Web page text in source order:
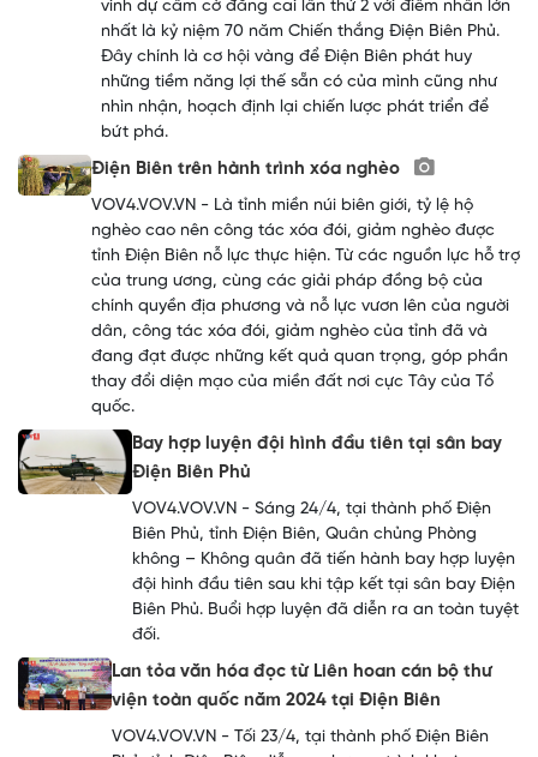
vinh dự cầm cờ đăng cai lần thứ 2 với điểm nhấn lớn
nhất là kỷ niệm 70 năm Chiến thắng Điện Biên Phủ.
Đây chính là cơ hội vàng để Điện Biên phát huy
những tiềm năng lợi thế sẵn có của mình cũng như
nhìn nhận, hoạch định lại chiến lược phát triển để
bứt phá.
Điện Biên trên hành trình xóa nghèo
VOV4.VOV.VN - Là tỉnh miền núi biên giới, tỷ lệ hộ
nghèo cao nên công tác xóa đói, giảm nghèo được
tỉnh Điện Biên nỗ lực thực hiện. Từ các nguồn lực hỗ trợ
của trung ương, cùng các giải pháp đồng bộ của
chính quyền địa phương và nỗ lực vươn lên của người
dân, công tác xóa đói, giảm nghèo của tỉnh đã và
đang đạt được những kết quả quan trọng, góp phần
thay đổi diện mạo của miền đất nơi cực Tây của Tổ
quốc.
Bay hợp luyện đội hình đầu tiên tại sân bay
Điện Biên Phủ
VOV4.VOV.VN - Sáng 24/4, tại thành phố Điện
Biên Phủ, tỉnh Điện Biên, Quân chủng Phòng
không – Không quân đã tiến hành bay hợp luyện
đội hình đầu tiên sau khi tập kết tại sân bay Điện
Biên Phủ. Buổi hợp luyện đã diễn ra an toàn tuyệt
đối.
Lan tỏa văn hóa đọc từ Liên hoan cán bộ thư
viện toàn quốc năm 2024 tại Điện Biên
VOV4.VOV.VN - Tối 23/4, tại thành phố Điện Biên